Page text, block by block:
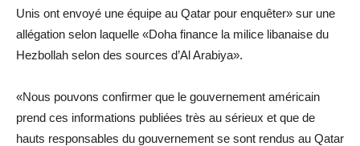
Unis ont envoyé une équipe au Qatar pour enquêter» sur une
allégation selon laquelle «Doha finance la milice libanaise du
Hezbollah selon des sources d’Al Arabiya».
«Nous pouvons confirmer que le gouvernement américain
prend ces informations publiées très au sérieux et que de
hauts responsables du gouvernement se sont rendus au Qatar